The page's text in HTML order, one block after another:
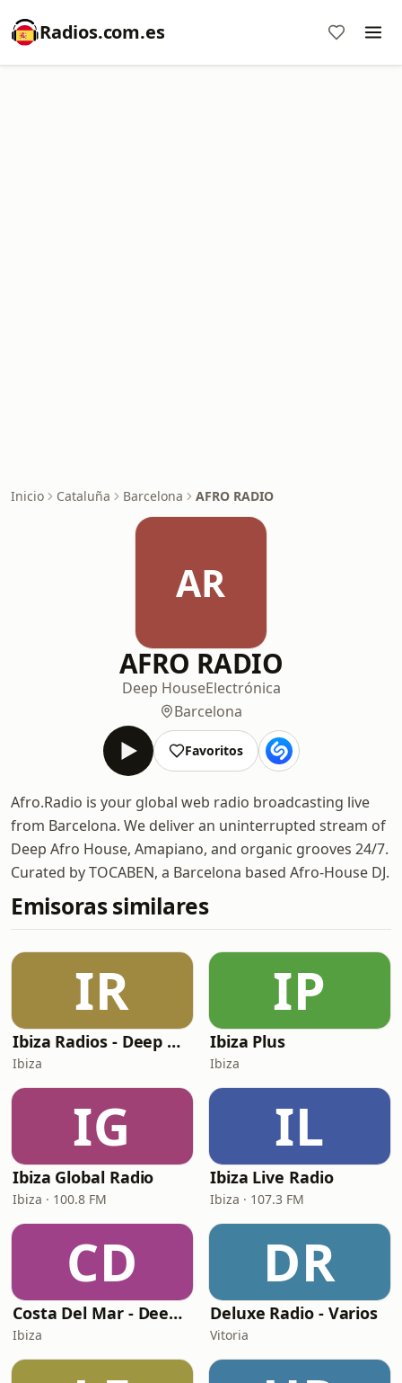
Radios.com.es
Inicio Cataluña Barcelona AFRO RADIO
AR
AFRO RADIO
Deep HouseElectrónica
Barcelona
Favoritos
Afro.Radio is your global web radio broadcasting live
from Barcelona. We deliver an uninterrupted stream of
Deep Afro House, Amapiano, and organic grooves 24/7.
Curated by TOCABEN, a Barcelona based Afro-House DJ.
Emisoras similares
IR
Ibiza Radios - Deep House
Ibiza
IP
Ibiza Plus
Ibiza
IG
Ibiza Global Radio
Ibiza · 100.8 FM
IL
Ibiza Live Radio
Ibiza · 107.3 FM
CD
Costa Del Mar - Deep House
Ibiza
DR
Deluxe Radio - Varios
Vitoria